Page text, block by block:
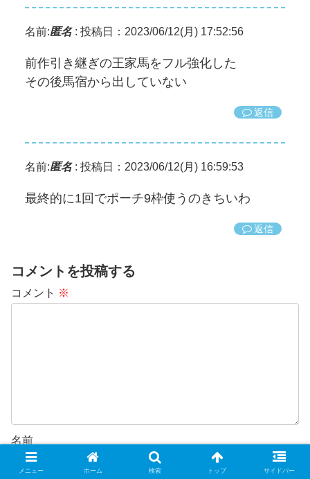
名前:匿名: 投稿日：2023/06/12(月) 17:52:56
前作引き継ぎの王家馬をフル強化した
その後馬宿から出していない
返信
名前:匿名: 投稿日：2023/06/12(月) 16:59:53
最終的に1回でポーチ9枠使うのきちいわ
返信
コメントを投稿する
コメント ※
名前
メニュー ホーム 検索 トップ サイドバー